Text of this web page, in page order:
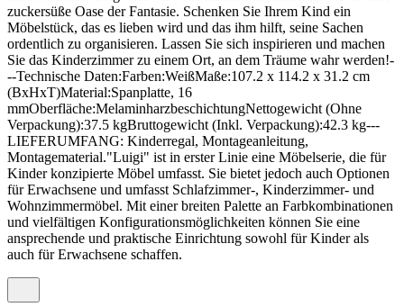
zuckersüße Oase der Fantasie. Schenken Sie Ihrem Kind ein
Möbelstück, das es lieben wird und das ihm hilft, seine Sachen
ordentlich zu organisieren. Lassen Sie sich inspirieren und machen
Sie das Kinderzimmer zu einem Ort, an dem Träume wahr werden!-
--Technische Daten:Farben:WeißMaße:107.2 x 114.2 x 31.2 cm
(BxHxT)Material:Spanplatte, 16
mmOberfläche:MelaminharzbeschichtungNettogewicht (Ohne
Verpackung):37.5 kgBruttogewicht (Inkl. Verpackung):42.3 kg---
LIEFERUMFANG: Kinderregal, Montageanleitung,
Montagematerial."Luigi" ist in erster Linie eine Möbelserie, die für
Kinder konzipierte Möbel umfasst. Sie bietet jedoch auch Optionen
für Erwachsene und umfasst Schlafzimmer-, Kinderzimmer- und
Wohnzimmermöbel. Mit einer breiten Palette an Farbkombinationen
und vielfältigen Konfigurationsmöglichkeiten können Sie eine
ansprechende und praktische Einrichtung sowohl für Kinder als
auch für Erwachsene schaffen.